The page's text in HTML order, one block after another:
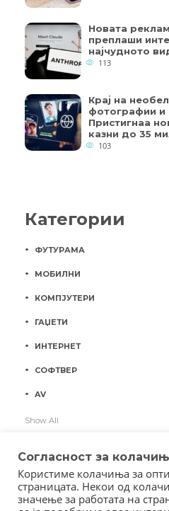
Новата
преплаши
најчудното
113
Крај на
фотографии и
Пристигнаа
казни до 35
103
Категории
ФУТУРАМА
МОБИЛНИ
КОМПЈУТЕРИ
ГАЏЕТИ
ИНТЕРНЕТ
СОФТВЕР
AV
Show All
Согласност за
Користиме колачиња за
страницата. Некои од
значење за работата на